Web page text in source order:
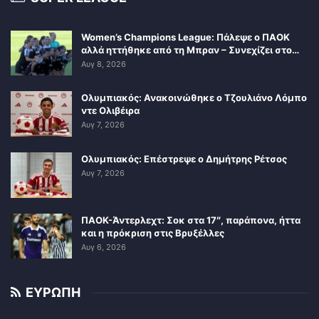
Women’s Champions League: Πάλεψε ο ΠΑΟΚ
αλλά ηττήθηκε από τη Μπραν – Συνεχίζει στο…
Αυγ 8, 2026
Ολυμπιακός: Ανακοινώθηκε ο Τζουλιάνο Λόμπο
ντε Ολιβέιρα
Αυγ 7, 2026
Ολυμπιακός: Επέστρεψε ο Δημήτρης Ρέτσος
Αυγ 7, 2026
ΠΑΟΚ-Άντερλεχτ: Σοκ στα 17″, παράπονα, ήττα
και η πρόκριση στις Βρυξέλλες
Αυγ 6, 2026
ΕΥΡΩΠΗ